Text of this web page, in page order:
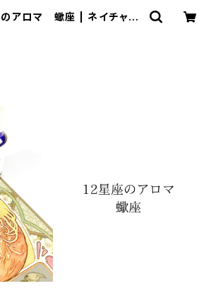
アロマ 蠍座 | ネイチャー